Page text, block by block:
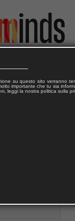
da accendere,
University for the
su questo sito verranno
importante che tu sia
leggi la nostra politica sulla